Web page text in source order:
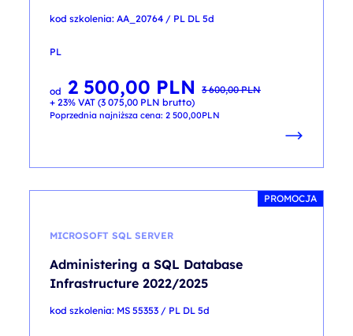
kod szkolenia: AA_20764 / PL DL 5d
PL
od 3 600,00PLN
Pierwotna
cena
wynosiła:
3 600,00 PLN.
2 500,00 PLN
Aktualna
cena
wynosi:
2 500,00 PLN.
+ 23% VAT (3 075,00 PLN brutto)
Poprzednia najniższa cena: 2 500,00PLN
PROMOCJA
MICROSOFT SQL SERVER
Administering a SQL Database
Infrastructure 2022/2025
kod szkolenia: MS 55353 / PL DL 5d